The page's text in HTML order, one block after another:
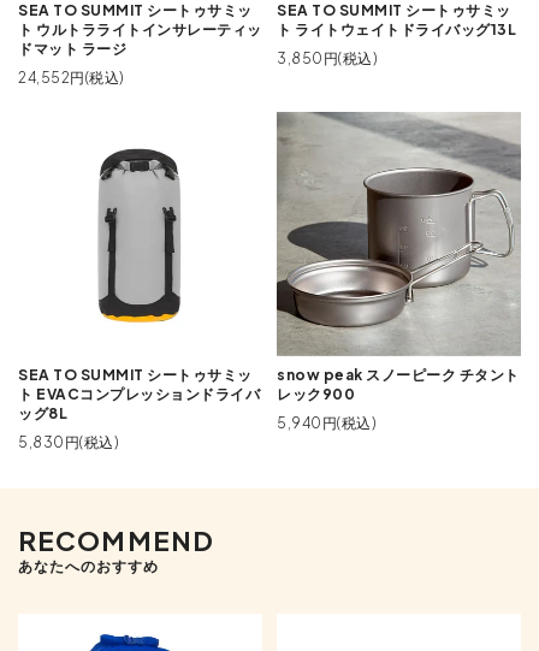
SEA TO SUMMIT シートゥサミッ
ト ウルトラライトインサレーティッ
ドマット ラージ
24,552円(税込)
SEA TO SUMMIT シートゥサミッ
ト ライトウェイトドライバッグ13L
3,850円(税込)
SEA TO SUMMIT シートゥサミッ
ト EVACコンプレッションドライバ
ッグ8L
5,830円(税込)
snow peak スノーピーク チタント
レック900
5,940円(税込)
RECOMMEND
あなたへのおすすめ